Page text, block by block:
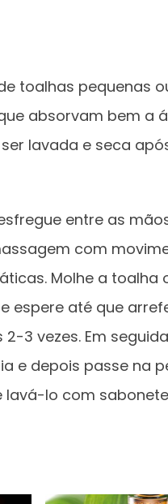
toalhas pequenas
absorvam bem a
lavada e seca
entre as
com
Molhe a toalha
espere até que
3 vezes. Em
e depois passe na
lo com